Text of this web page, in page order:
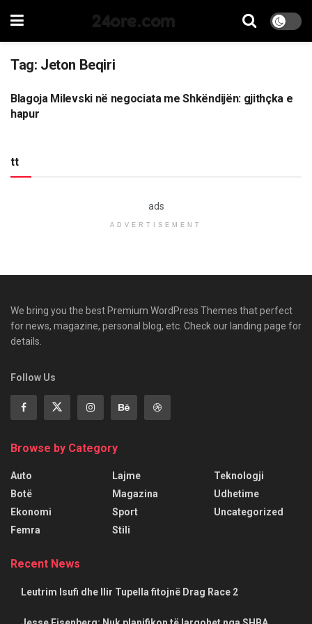
24ore.com
Tag: Jeton Beqiri
SPORT
Blagoja Milevski në negociata me Shkëndijën: gjithçka e
hapur
tt
ads
ADVERTISEMENT
We bring you the best Premium WordPress Themes that perfect
for news, magazine, personal blog, etc. Check our landing page for
details.
Follow Us
Browse by Category
Auto
Botë
Ekonomi
Femra
Lajme
Magazina
Sport
Stili
Teknologji
Udhetime
Uncategorized
Recent News
Leutrim Isufi dhe Ilir Tupella fitojnë Drag Race 2